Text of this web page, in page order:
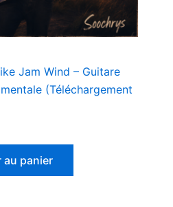
Jam Wind – Guitare
(Téléchargement
au panier